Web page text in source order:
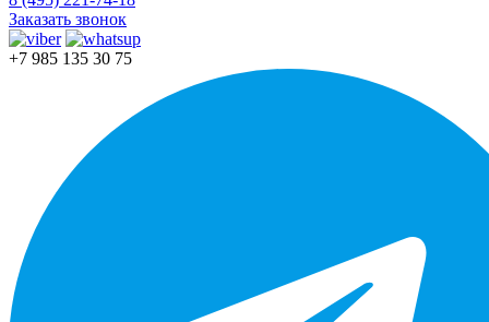
Заказать звонок
+7 985 135 30 75